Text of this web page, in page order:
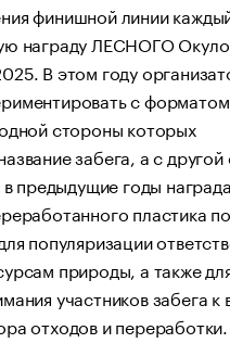
финишной линии
награду ЛЕСНОГО
В этом году
с
стороны которых
забега, а с
предыдущие годы награда
пластика
популяризации
природы, а также
участников забега к
отходов и переработки.